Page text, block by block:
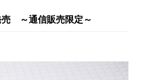
売 ～通信販売限定～